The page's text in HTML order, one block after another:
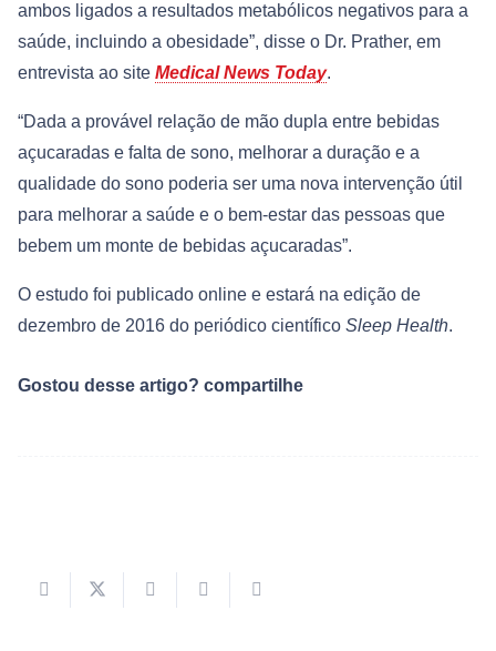
ambos ligados a resultados metabólicos negativos para a
saúde, incluindo a obesidade”, disse o Dr. Prather, em
entrevista ao site Medical News Today.
“Dada a provável relação de mão dupla entre bebidas
açucaradas e falta de sono, melhorar a duração e a
qualidade do sono poderia ser uma nova intervenção útil
para melhorar a saúde e o bem-estar das pessoas que
bebem um monte de bebidas açucaradas”.
O estudo foi publicado online e estará na edição de
dezembro de 2016 do periódico científico Sleep Health.
Gostou desse artigo? compartilhe